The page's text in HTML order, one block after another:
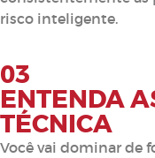
risco inteligente.
03
ENTENDA
TÉCNICA
Você vai dominar de